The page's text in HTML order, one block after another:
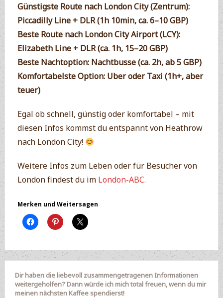
Günstigste Route nach London City (Zentrum):
Piccadilly Line + DLR (1h 10min, ca. 6–10 GBP)
Beste Route nach London City Airport (LCY):
Elizabeth Line + DLR (ca. 1h, 15–20 GBP)
Beste Nachtoption: Nachtbusse (ca. 2h, ab 5 GBP)
Komfortabelste Option: Uber oder Taxi (1h+, aber
teuer)
Egal ob schnell, günstig oder komfortabel – mit
diesen Infos kommst du entspannt von Heathrow
nach London City!
Weitere Infos zum Leben oder für Besucher von
London findest du im London-ABC.
Merken und Weitersagen
Dir haben die liebevoll zusammengetragenen Informationen
weitergeholfen? Dann würde ich mich total freuen, wenn du mir
meinen nächsten Kaffee spendierst!